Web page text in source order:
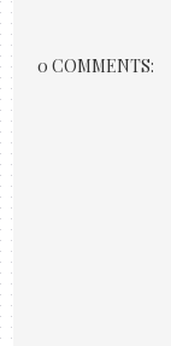
0 COMMENTS: